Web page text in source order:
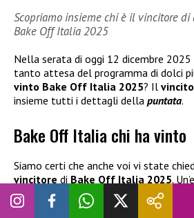
Scopriamo insieme chi è il vincitore
Bake Off Italia 2025
Nella serata di oggi 12 dicembre
tanto attesa del programma di dolci
vinto Bake Off Italia 2025? Il
insieme tutti i dettagli della puntata.
Bake Off Italia chi ha vinto
Siamo certi che anche voi vi state
vincitore di Bake Off Italia 2025.
molto chiacchierare, anche perché se la
rimasta composta daErnst Knam,